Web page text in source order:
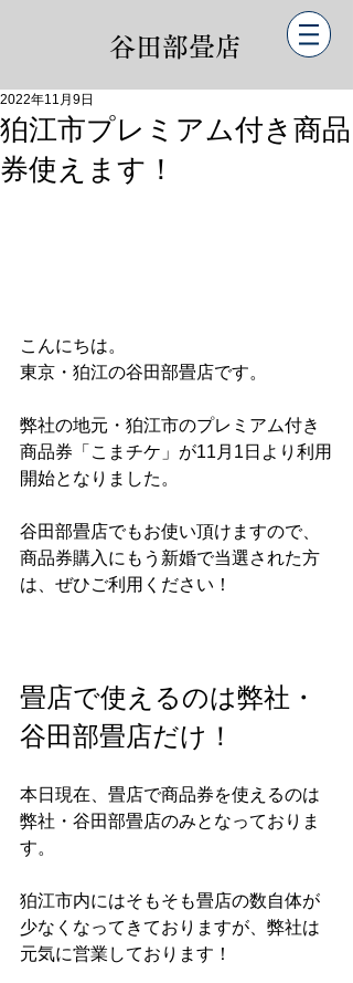
谷田部畳店
狛江市プレミアム付き商品
券使えます！
2022年11月9日
こんにちは。
東京・狛江の谷田部畳店です。
弊社の地元・狛江市のプレミアム付き
商品券「こまチケ」が11月1日より利用
開始となりました。
谷田部畳店でもお使い頂けますので、
商品券購入にもう新婚で当選された方
は、ぜひご利用ください！
畳店で使えるのは弊社・
谷田部畳店だけ！
本日現在、畳店で商品券を使えるのは
弊社・谷田部畳店のみとなっておりま
す。
狛江市内にはそもそも畳店の数自体が
少なくなってきておりますが、弊社は
元気に営業しております！